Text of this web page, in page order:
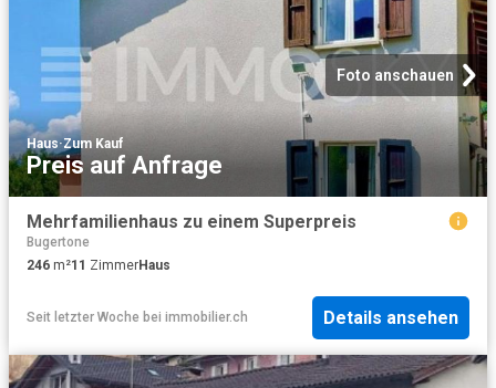
Foto anschauen
Haus·Zum Kauf
Preis auf Anfrage
Mehrfamilienhaus zu einem Superpreis
Bugertone
246 m²11 ZimmerHaus
Seit letzter Woche bei immobilier.ch Details ansehen